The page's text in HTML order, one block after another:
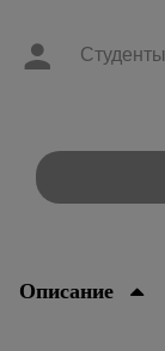
Студенты
Описание